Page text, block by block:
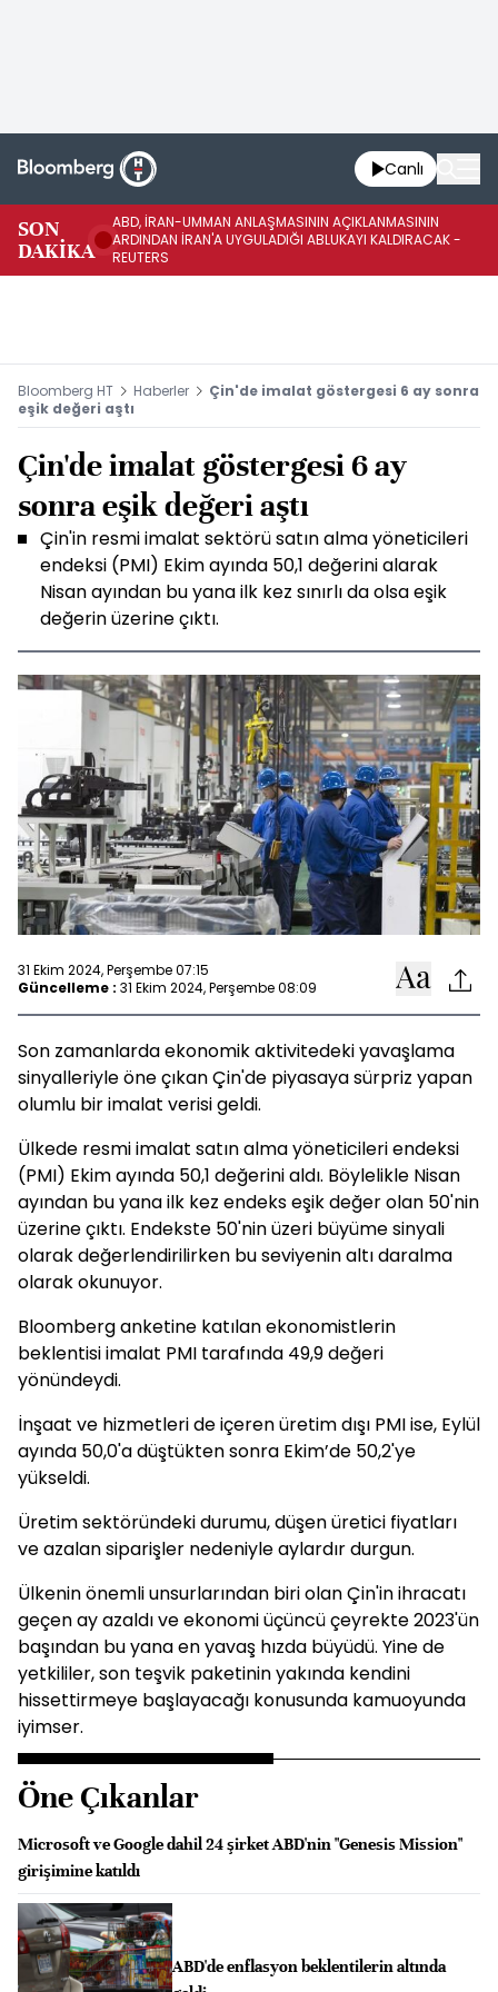
Canlı
SON
DAKİKA
ABD, İRAN-UMMAN ANLAŞMASININ AÇIKLANMASININ
ARDINDAN İRAN'A UYGULADIĞI ABLUKAYI KALDIRACAK -
REUTERS
Bloomberg HT Haberler
Çin'de imalat göstergesi 6 ay sonra
eşik değeri aştı
Çin'de imalat göstergesi 6 ay
sonra eşik değeri aştı
Çin'in resmi imalat sektörü satın alma yöneticileri
endeksi (PMI) Ekim ayında 50,1 değerini alarak
Nisan ayından bu yana ilk kez sınırlı da olsa eşik
değerin üzerine çıktı.
31 Ekim 2024, Perşembe 07:15
Güncelleme : 31 Ekim 2024, Perşembe 08:09
Son zamanlarda ekonomik aktivitedeki yavaşlama
sinyalleriyle öne çıkan Çin'de piyasaya sürpriz yapan
olumlu bir imalat verisi geldi.
Ülkede resmi imalat satın alma yöneticileri endeksi
(PMI) Ekim ayında 50,1 değerini aldı. Böylelikle Nisan
ayından bu yana ilk kez endeks eşik değer olan 50'nin
üzerine çıktı. Endekste 50'nin üzeri büyüme sinyali
olarak değerlendirilirken bu seviyenin altı daralma
olarak okunuyor.
Bloomberg anketine katılan ekonomistlerin
beklentisi imalat PMI tarafında 49,9 değeri
yönündeydi.
İnşaat ve hizmetleri de içeren üretim dışı PMI ise, Eylül
ayında 50,0'a düştükten sonra Ekim’de 50,2'ye
yükseldi.
Üretim sektöründeki durumu, düşen üretici fiyatları
ve azalan siparişler nedeniyle aylardır durgun.
Ülkenin önemli unsurlarından biri olan Çin'in ihracatı
geçen ay azaldı ve ekonomi üçüncü çeyrekte 2023'ün
başından bu yana en yavaş hızda büyüdü. Yine de
yetkililer, son teşvik paketinin yakında kendini
hissettirmeye başlayacağı konusunda kamuoyunda
iyimser.
Öne Çıkanlar
Microsoft ve Google dahil 24 şirket ABD'nin "Genesis Mission"
girişimine katıldı
ABD'de enflasyon beklentilerin altında